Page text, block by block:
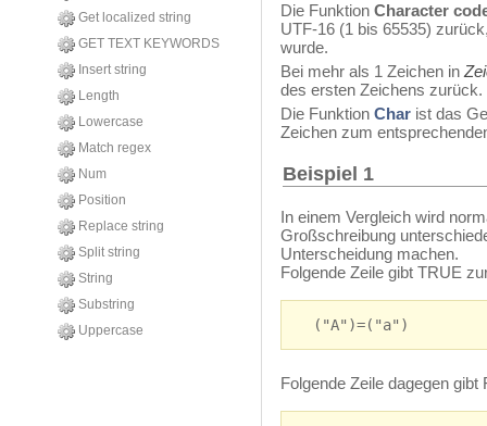
Get localized string
GET TEXT KEYWORDS
Insert string
Length
Lowercase
Match regex
Num
Position
Replace string
Split string
String
Substring
Uppercase
Die Funktion Character
UTF-16 (1 bis 65535)
wurde.
Bei mehr als 1 Zeichen in
des ersten Zeichens zurück.
Die Funktion Char ist das
Zeichen zum
Beispiel 1
In einem Vergleich wird
Großschreibung
Unterscheidung machen.
Folgende Zeile gibt TRUE
("A")=("a")
Folgende Zeile dagegen gibt